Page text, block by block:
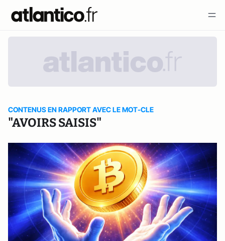
CONTENUS EN RAPPORT AVEC LE MOT-CLE
"AVOIRS SAISIS"